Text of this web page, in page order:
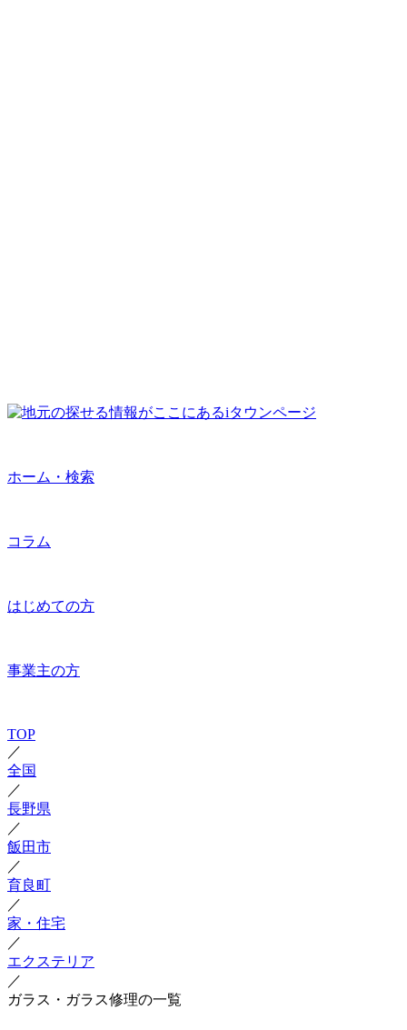
ホーム・検索
コラム
はじめての方
事業主の方
TOP
／
全国
／
長野県
／
飯田市
／
育良町
／
家・住宅
／
エクステリア
／
ガラス・ガラス修理の一覧